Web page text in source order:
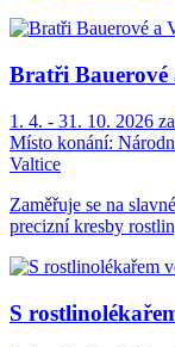
Bratři Bauerové
1. 4. - 31. 10. 2026
Místo konání:
Valtice
Zaměřuje se na
precizní kresby
S